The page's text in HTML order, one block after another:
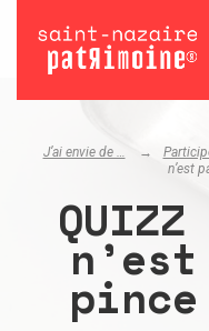
J’ai envie de …
n’est